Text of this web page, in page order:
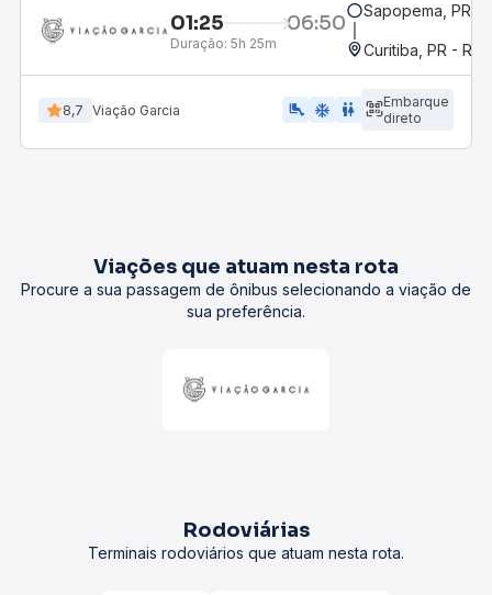
01:25 06:50
Duração: 5h 25m
Sapopema, PR
Curitiba, PR -
8,7 Viação Garcia airline_seat_legroom_extra ac_unit wc
Embarque
direto
Viações que atuam nesta rota
Procure a sua passagem de ônibus selecionando a viação de
sua preferência.
Rodoviárias
Terminais rodoviários que atuam nesta rota.